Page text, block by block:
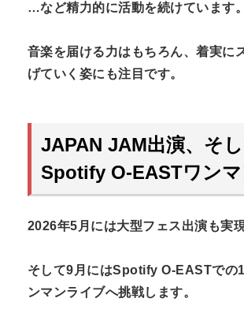
…など精力的に活動を続けています。
音楽を届ける力はもちろん、着実に
げていく姿にも注目です。
JAPAN JAM出演、そ
Spotify O-EASTワン
2026年5月には大型フェス出演も実現
そして9月にはSpotify O-EASTでの
ンマンライブへ挑戦します。